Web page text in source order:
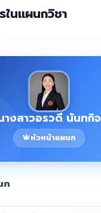
ในแผนกวิชา
างสาวอรวดี นันทกิจ
หัวหน้าแผนก
ก